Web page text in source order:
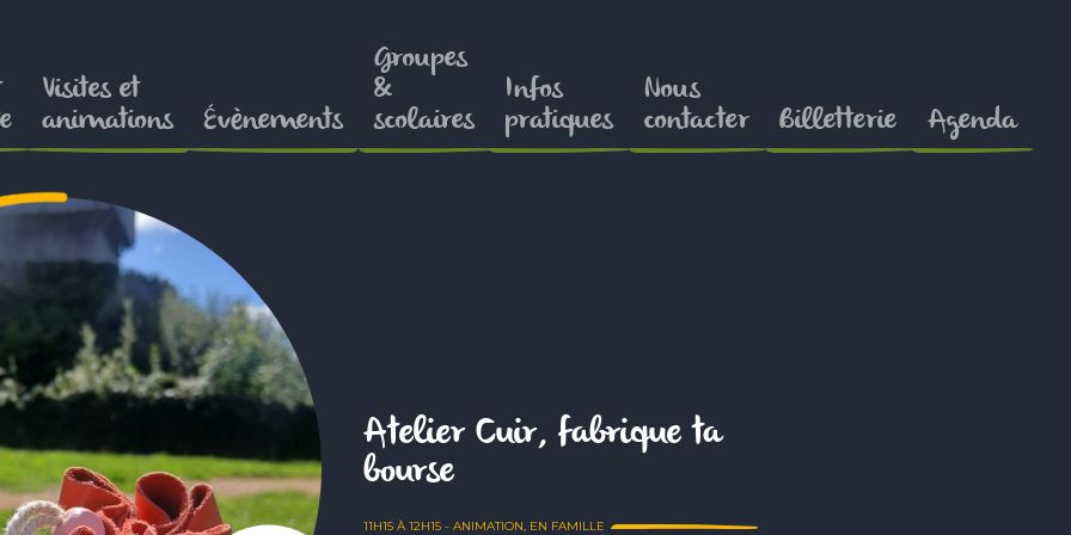
Visites et
animations Évènements
Groupes
&
scolaires
Infos
pratiques
Nous
contacter Billetterie Agenda
Atelier Cuir, fabrique ta
bourse
11H15 À 12H15 - ANIMATION, EN FAMILLE